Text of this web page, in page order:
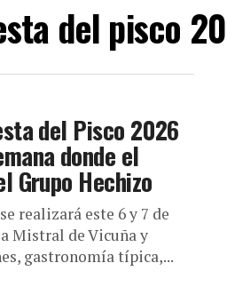
del pisco
del Pisco 2026
donde el
Grupo Hechizo
realizará este 6 y 7 de
Mistral de Vicuña y
gastronomía típica,...